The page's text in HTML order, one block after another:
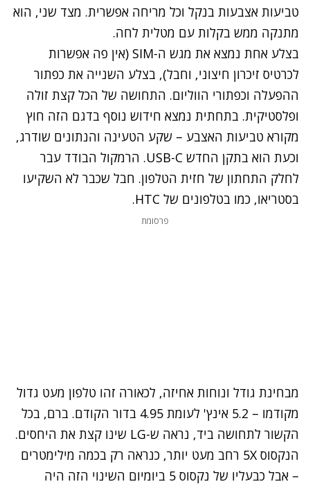
טביעות אצבעות בנקל וכל מריחה אפשרית. מצד שני, הוא
מתנקה ממש בקלות עם מטלית לחה.
בצלע אחת נמצא את מגש ה-SIM (אין פה אפשרות
לכרטיס זיכרון חיצוני, וחבל), בצלע השנייה את כפתור
ההפעלה וכפתורי הווליום. התחושה של הכל קצת זולה
ופלסטיקית. בתחתית נמצא חידוש נוסף בדגם הזה חוץ
מקורא טביעות האצבע – שקע הטעינה והנתונים שודרג,
וכעת הוא בתקן החדש USB-C. הרמקול הבודד עבר
לחלק התחתון של חזית הטלפון. חבל שכבר לא השקיעו
בסטריאו, כמו בטלפונים של HTC.
פרסומת
מבחינת גודל ונוחות אחיזה, לכאורה זהו טלפון מעט גדול
מקודמו – 5.2 אינץ' לעומת 4.95 בדור הקודם. ברם, בכל
הקשור לתחושה ביד, נראה ש-LG שינו קצת את היחסים.
הנקסוס 5X רחב מעט יותר, כנראה רק בכמה מילימטרים
– אבל כבעליו של נקסוס 5 ביומיום השינוי הזה היה